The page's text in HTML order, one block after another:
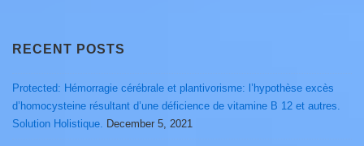
RECENT POSTS
Protected: Hémorragie cérébrale et plantivorisme: l’hypothèse excès
d’homocysteine résultant d’une déficience de vitamine B 12 et autres.
Solution Holistique. December 5, 2021